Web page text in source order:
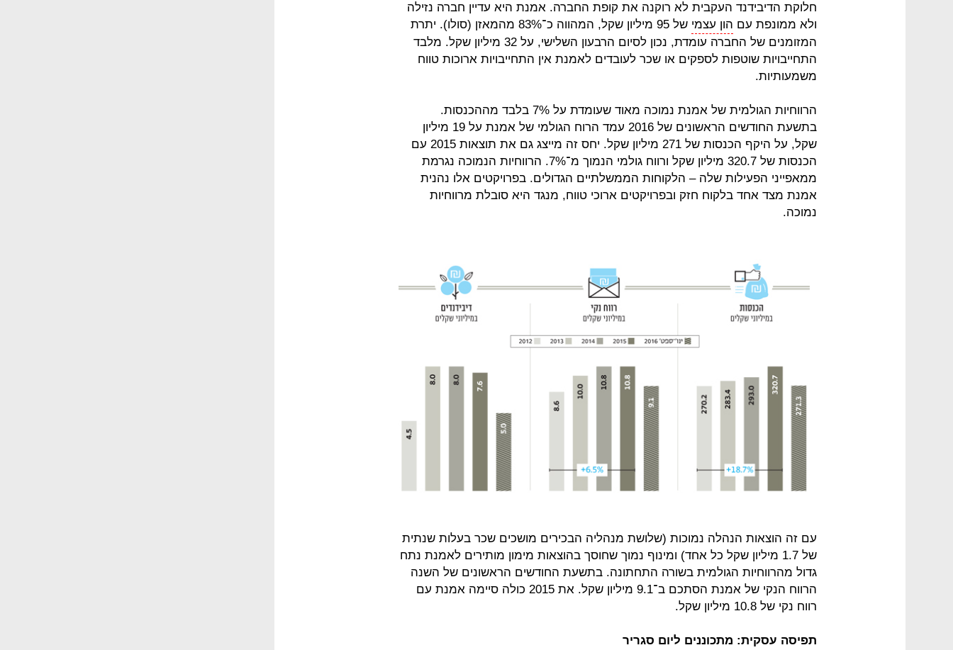
חלוקת הדיבידנד העקבית לא רוקנה את קופת החברה. אמנת היא עדיין חברה נזילה
ולא ממונפת עם הון עצמי
של 95 מיליון שקל, המהווה כ־83% מהמאזן (סולו). יתרת
המזומנים של החברה עומדת, נכון לסיום הרבעון השלישי, על 32 מיליון שקל. מלבד
התחייבויות שוטפות לספקים או שכר לעובדים לאמנת אין התחייבויות ארוכות טווח
משמעותיות.
הרווחיות הגולמית של אמנת נמוכה מאוד שעומדת על 7% בלבד מההכנסות.
בתשעת החודשים הראשונים של 2016 עמד הרוח הגולמי של אמנת על 19 מיליון
שקל, על היקף הכנסות של 271 מיליון שקל. יחס זה מייצג גם את תוצאות 2015 עם
הכנסות של 320.7 מיליון שקל ורווח גולמי הנמוך מ־7%. הרווחיות הנמוכה נגרמת
ממאפייני הפעילות שלה – הלקוחות הממשלתיים הגדולים. בפרויקטים אלו נהנית
אמנת מצד אחד בלקוח חזק ובפרויקטים ארוכי טווח, מנגד היא סובלת מרווחיות
נמוכה.
עם זה הוצאות הנהלה נמוכות (שלושת מנהליה הבכירים מושכים שכר בעלות שנתית
של 1.7 מיליון שקל כל אחד) ומינוף נמוך שחוסך בהוצאות מימון מותירים לאמנת נתח
גדול מהרווחיות הגולמית בשורה התחתונה. בתשעת החודשים הראשונים של השנה
הרווח הנקי של אמנת הסתכם ב־9.1 מיליון שקל. את 2015 כולה סיימה אמנת עם
רווח נקי של 10.8 מיליון שקל.
תפיסה עסקית: מתכוננים ליום סגריר